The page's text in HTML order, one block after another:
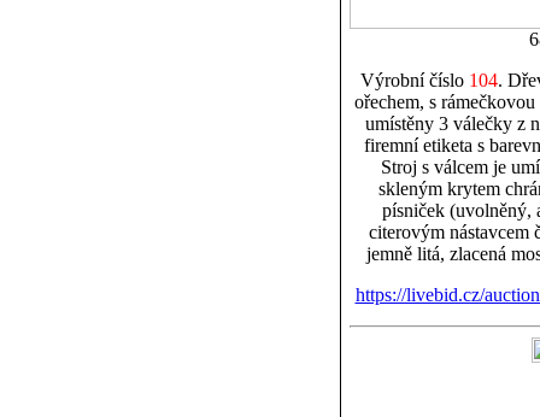
Výrobní číslo 104.
ořechem, s
umístěny 3 válečky z
firemní etiketa s
Stroj s válcem je
skleným krytem
písniček (uvolněný,
citerovým nástavcem
jemně litá, zlacená
https://livebid.cz/